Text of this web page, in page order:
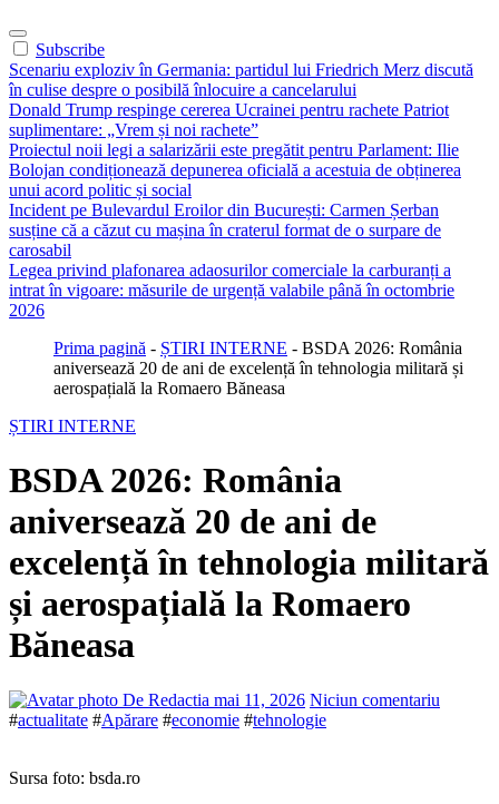
Subscribe
Scenariu exploziv în Germania: partidul lui Friedrich Merz discută
în culise despre o posibilă înlocuire a cancelarului
Donald Trump respinge cererea Ucrainei pentru rachete Patriot
suplimentare: „Vrem și noi rachete”
Proiectul noii legi a salarizării este pregătit pentru Parlament: Ilie
Bolojan condiționează depunerea oficială a acestuia de obținerea
unui acord politic și social
Incident pe Bulevardul Eroilor din București: Carmen Șerban
susține că a căzut cu mașina în craterul format de o surpare de
carosabil
Legea privind plafonarea adaosurilor comerciale la carburanți a
intrat în vigoare: măsurile de urgență valabile până în octombrie
2026
Prima pagină - ȘTIRI INTERNE - BSDA 2026: România
aniversează 20 de ani de excelență în tehnologia militară și
aerospațială la Romaero Băneasa
ȘTIRI INTERNE
BSDA 2026: România
aniversează 20 de ani de
excelență în tehnologia militară
și aerospațială la Romaero
Băneasa
De Redactia mai 11, 2026 Niciun comentariu
#actualitate #Apărare #economie #tehnologie
Sursa foto: bsda.ro